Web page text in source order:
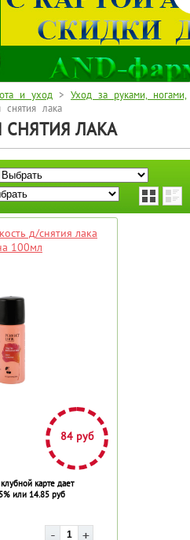
и уход > Уход за руками, ногами,
лака
СНЯТИЯ ЛАКА
д/снятия лака
100мл
84 руб
карте дает
или 14.85 руб